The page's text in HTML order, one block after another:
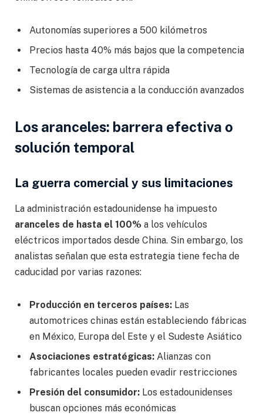
Autonomías superiores a 500 kilómetros
Precios hasta 40% más bajos que la competencia
Tecnología de carga ultra rápida
Sistemas de asistencia a la conducción avanzados
Los aranceles: barrera efectiva o
solución temporal
La guerra comercial y sus limitaciones
La administración estadounidense ha impuesto
aranceles de hasta el 100% a los vehículos
eléctricos importados desde China. Sin embargo, los
analistas señalan que esta estrategia tiene fecha de
caducidad por varias razones:
Producción en terceros países: Las
automotrices chinas están estableciendo fábricas
en México, Europa del Este y el Sudeste Asiático
Asociaciones estratégicas: Alianzas con
fabricantes locales pueden evadir restricciones
Presión del consumidor: Los estadounidenses
buscan opciones más económicas